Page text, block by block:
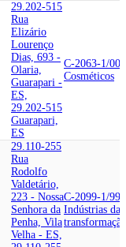
29.202-515
Rua
Elizário
Lourenço
Dias, 693 -
Olaria,
Guarapari -
ES,
29.202-515
Guarapari,
ES
C-2063-1/00
Cosméticos
29.110-255
Rua
Rodolfo
Valdetário,
223 - Nossa
Senhora da
Penha, Vila
Velha - ES,
C-2099-1/99
Indústrias da
transformação